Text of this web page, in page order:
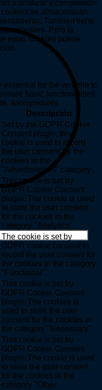
a analizar y comprender
se almacenarán
También tiene
cookies. Pero la
estas cookies puede
for the website to
basic functionalities
anonymously.
Descripción
Set by the GDPR Cookie
Consent plugin, this
cookie is used to record
the user consent for the
cookies in the
"Advertisement" category .
This cookie is set by
GDPR Cookie Consent
plugin. The cookie is used
to store the user consent
for the cookies in the
category "Analytics".
The cookie is set by
GDPR cookie consent to
record the user consent for
the cookies in the category
"Functional".
This cookie is set by
GDPR Cookie Consent
plugin. The cookies is
used to store the user
consent for the cookies in
the category "Necessary".
This cookie is set by
GDPR Cookie Consent
plugin. The cookie is used
to store the user consent
for the cookies in the
category "Other.